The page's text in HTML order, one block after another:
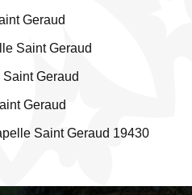
Geraud
Saint Geraud
Geraud
Geraud
Saint Geraud 19430